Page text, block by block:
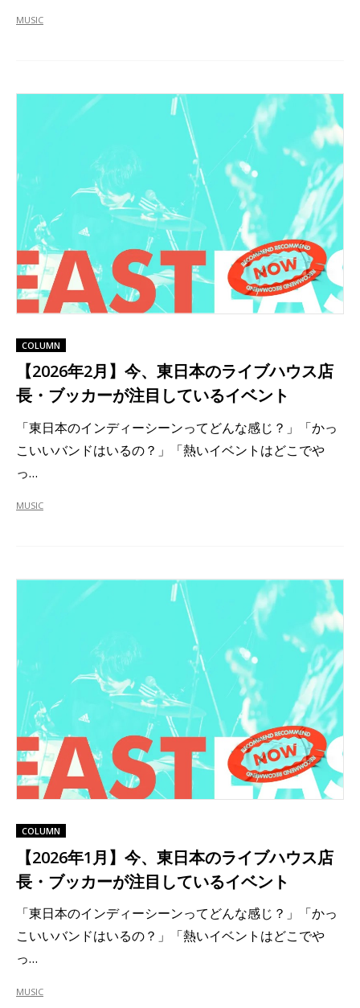
MUSIC
COLUMN
【2026年2月】今、東日本のライブハウス店
長・ブッカーが注目しているイベント
「東日本のインディーシーンってどんな感じ？」「かっ
こいいバンドはいるの？」「熱いイベントはどこでや
っ…
MUSIC
COLUMN
【2026年1月】今、東日本のライブハウス店
長・ブッカーが注目しているイベント
「東日本のインディーシーンってどんな感じ？」「かっ
こいいバンドはいるの？」「熱いイベントはどこでや
っ…
MUSIC